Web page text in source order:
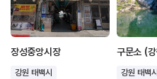
장성중앙시장
강원 태백시 강원 태백시